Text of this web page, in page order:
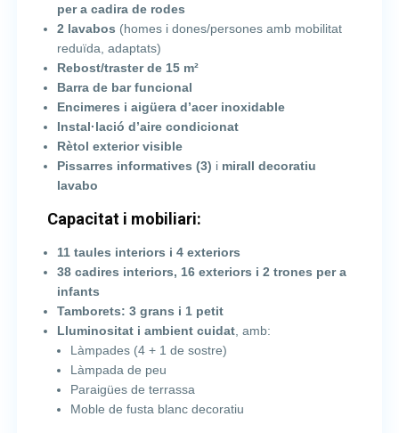
per a cadira de rodes
2 lavabos (homes i dones/persones amb mobilitat
reduïda, adaptats)
Rebost/traster de 15 m²
Barra de bar funcional
Encimeres i aigüera d’acer inoxidable
Instal·lació d’aire condicionat
Rètol exterior visible
Pissarres informatives (3) i mirall decoratiu
lavabo
Capacitat i mobiliari:
11 taules interiors i 4 exteriors
38 cadires interiors, 16 exteriors i 2 trones per a
infants
Tamborets: 3 grans i 1 petit
Lluminositat i ambient cuidat, amb:
Làmpades (4 + 1 de sostre)
Làmpada de peu
Paraigües de terrassa
Moble de fusta blanc decoratiu